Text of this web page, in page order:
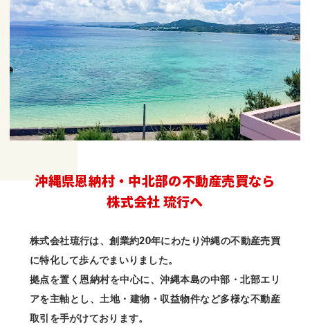
沖縄県恩納村・中北部の不動産売買なら
株式会社 琉行へ
株式会社琉行は、創業約20年にわたり沖縄の不動産売買
に特化して歩んでまいりました。
拠点を置く恩納村を中心に、沖縄本島の中部・北部エリ
アを主軸とし、土地・建物・収益物件など多様な不動産
取引を手がけております。